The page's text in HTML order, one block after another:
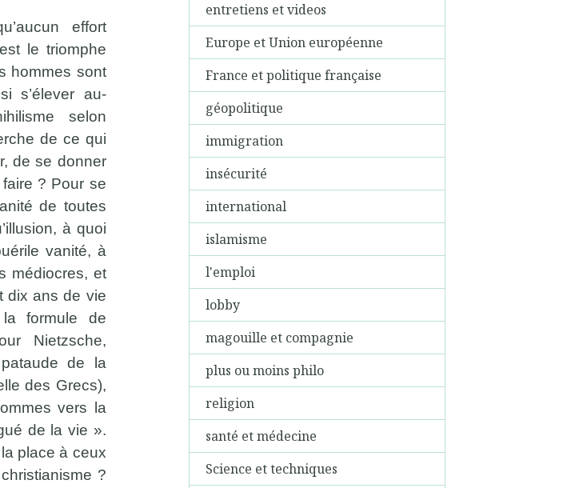
effort
le triomphe
hommes sont
s’élever au-
selon
de ce qui
de se donner
? Pour se
de toutes
à quoi
vanité, à
médiocres, et
dix ans de vie
formule de
Nietzsche,
de la
des Grecs),
vers la
de la vie ».
place à ceux
?
entretiens et videos
Europe et Union européenne
France et politique française
géopolitique
immigration
insécurité
international
islamisme
l'emploi
lobby
magouille et compagnie
plus ou moins philo
religion
santé et médecine
Science et techniques